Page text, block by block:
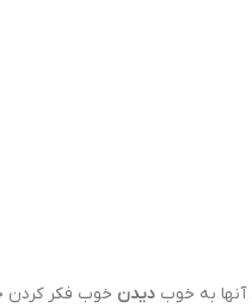
به خوب دیدن خوب فکر